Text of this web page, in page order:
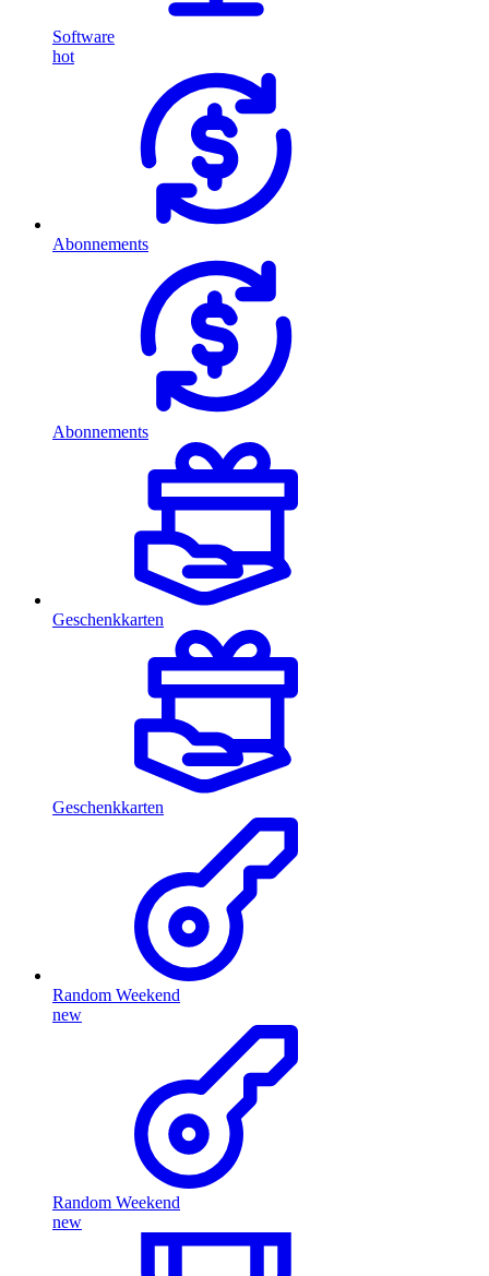
Software
hot
Abonnements
Abonnements
Geschenkkarten
Geschenkkarten
Random Weekend
new
Random Weekend
new